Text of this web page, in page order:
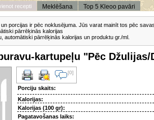
recepti Meklēšana Top 5 Kleoo pavāri
porcijas ir pēc noklusējuma. Jūs varat mainīt tos pēc
pārrēķinās kalorijas
automātiski pārrēķinās kalorijas un produktu gr./ml.
kartupeļu "Pēc
[0]
Porciju skaits:
Kalorijas:
Kalorijas (100 gr):
Pagatavošanas laiks: